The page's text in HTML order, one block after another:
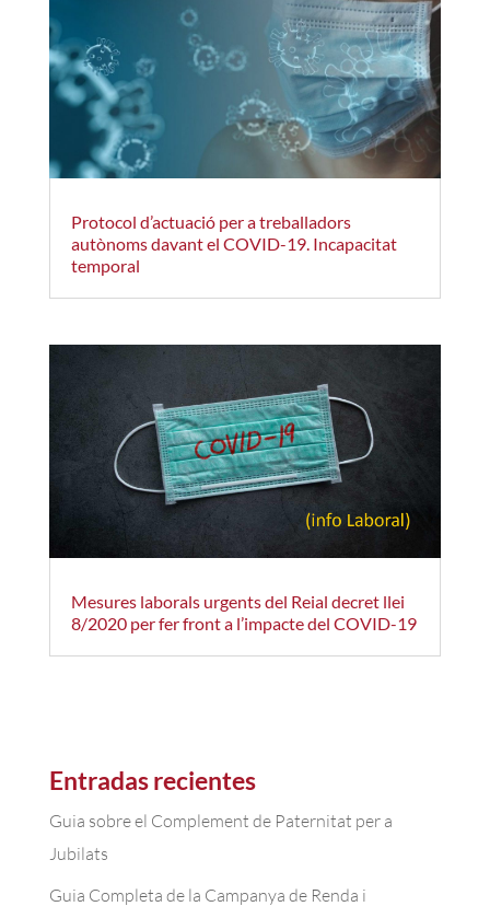
Protocol d’actuació per a treballadors
autònoms davant el COVID-19. Incapacitat
temporal
Mesures laborals urgents del Reial decret llei
8/2020 per fer front a l’impacte del COVID-19
Entradas recientes
Guia sobre el Complement de Paternitat per a
Jubilats
Guia Completa de la Campanya de Renda i